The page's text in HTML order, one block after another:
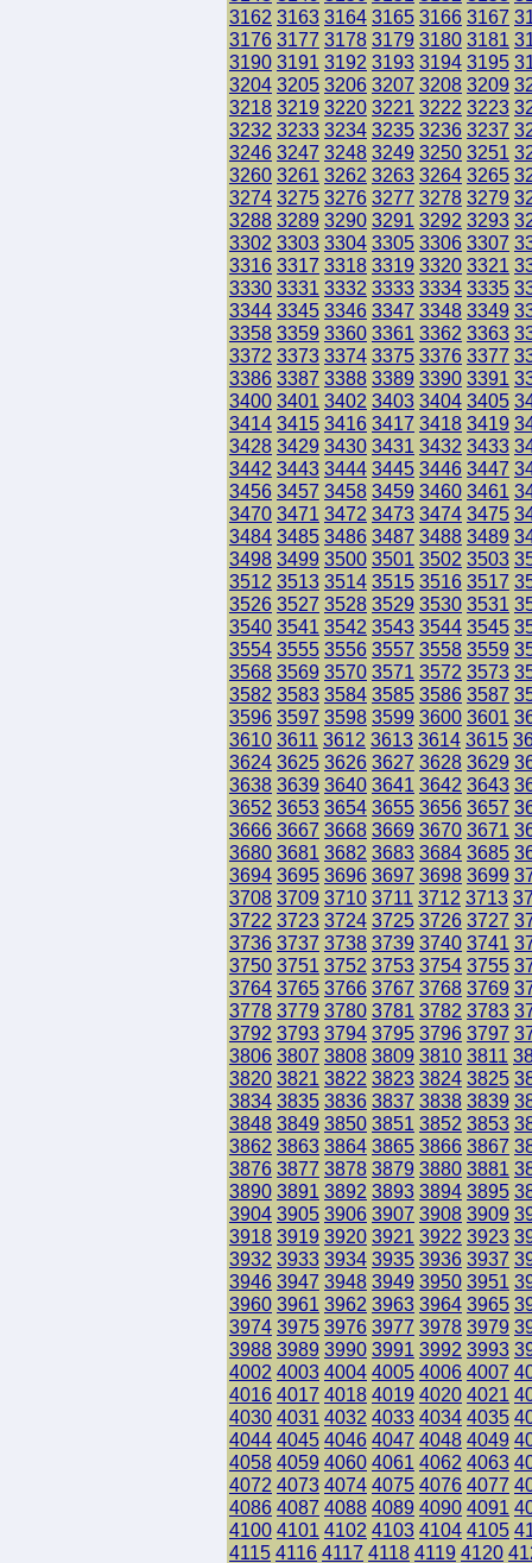
3162 3163 3164 3165 3166 3167
3176 3177 3178 3179 3180 3181
3190 3191 3192 3193 3194 3195
3204 3205 3206 3207 3208 3209
3218 3219 3220 3221 3222 3223
3232 3233 3234 3235 3236 3237
3246 3247 3248 3249 3250 3251
3260 3261 3262 3263 3264 3265
3274 3275 3276 3277 3278 3279
3288 3289 3290 3291 3292 3293
3302 3303 3304 3305 3306 3307
3316 3317 3318 3319 3320 3321
3330 3331 3332 3333 3334 3335
3344 3345 3346 3347 3348 3349
3358 3359 3360 3361 3362 3363
3372 3373 3374 3375 3376 3377
3386 3387 3388 3389 3390 3391
3400 3401 3402 3403 3404 3405
3414 3415 3416 3417 3418 3419
3428 3429 3430 3431 3432 3433
3442 3443 3444 3445 3446 3447
3456 3457 3458 3459 3460 3461
3470 3471 3472 3473 3474 3475
3484 3485 3486 3487 3488 3489
3498 3499 3500 3501 3502 3503
3512 3513 3514 3515 3516 3517
3526 3527 3528 3529 3530 3531
3540 3541 3542 3543 3544 3545
3554 3555 3556 3557 3558 3559
3568 3569 3570 3571 3572 3573
3582 3583 3584 3585 3586 3587
3596 3597 3598 3599 3600 3601
3610 3611 3612 3613 3614 3615
3624 3625 3626 3627 3628 3629
3638 3639 3640 3641 3642 3643
3652 3653 3654 3655 3656 3657
3666 3667 3668 3669 3670 3671
3680 3681 3682 3683 3684 3685
3694 3695 3696 3697 3698 3699
3708 3709 3710 3711 3712 3713
3722 3723 3724 3725 3726 3727
3736 3737 3738 3739 3740 3741
3750 3751 3752 3753 3754 3755
3764 3765 3766 3767 3768 3769
3778 3779 3780 3781 3782 3783
3792 3793 3794 3795 3796 3797
3806 3807 3808 3809 3810 3811
3820 3821 3822 3823 3824 3825
3834 3835 3836 3837 3838 3839
3848 3849 3850 3851 3852 3853
3862 3863 3864 3865 3866 3867
3876 3877 3878 3879 3880 3881
3890 3891 3892 3893 3894 3895
3904 3905 3906 3907 3908 3909
3918 3919 3920 3921 3922 3923
3932 3933 3934 3935 3936 3937
3946 3947 3948 3949 3950 3951
3960 3961 3962 3963 3964 3965
3974 3975 3976 3977 3978 3979
3988 3989 3990 3991 3992 3993
4002 4003 4004 4005 4006 4007
4016 4017 4018 4019 4020 4021
4030 4031 4032 4033 4034 4035
4044 4045 4046 4047 4048 4049
4058 4059 4060 4061 4062 4063
4072 4073 4074 4075 4076 4077
4086 4087 4088 4089 4090 4091
4100 4101 4102 4103 4104 4105
4115 4116 4117 4118 4119 4120